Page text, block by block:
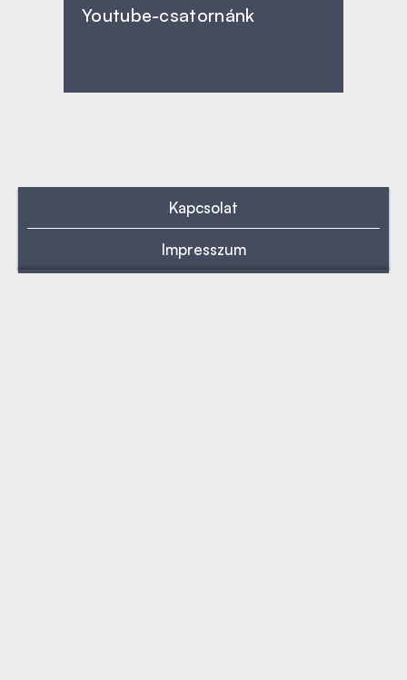
Youtube-csatornánk
Kapcsolat
Impresszum